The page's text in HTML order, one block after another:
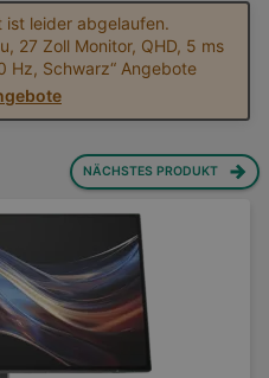
ist leider abgelaufen.
27 Zoll Monitor, QHD, 5 ms
Hz, Schwarz“ Angebote
NÄCHSTES PRODUKT